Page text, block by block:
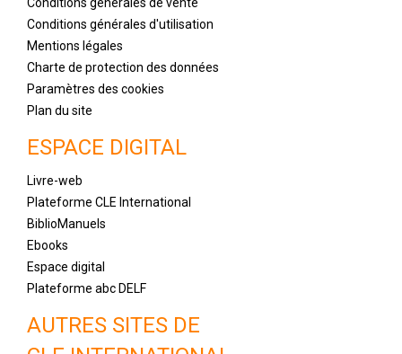
Conditions générales de vente
Conditions générales d'utilisation
Mentions légales
Charte de protection des données
Paramètres des cookies
Plan du site
ESPACE DIGITAL
Livre-web
Plateforme CLE International
BiblioManuels
Ebooks
Espace digital
Plateforme abc DELF
AUTRES SITES DE